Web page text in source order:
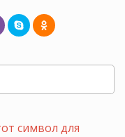
символ для